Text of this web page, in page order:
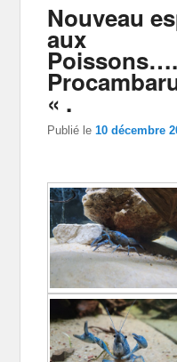
Nouveau
aux
« .
Publié le10 décembre